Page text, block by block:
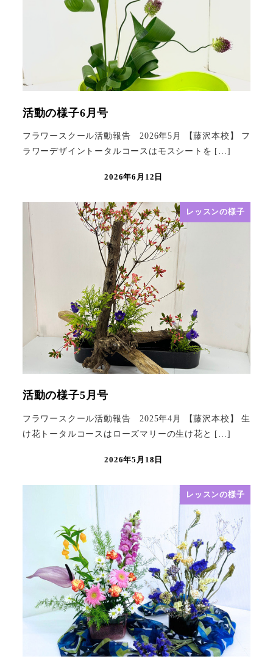
活動の様子6月号
フラワースクール活動報告 2026年5月 【藤沢本校】 フ
ラワーデザイントータルコースはモスシートを […]
2026年6月12日
レッスンの様子
活動の様子5月号
フラワースクール活動報告 2025年4月 【藤沢本校】 生
け花トータルコースはローズマリーの生け花と […]
2026年5月18日
レッスンの様子